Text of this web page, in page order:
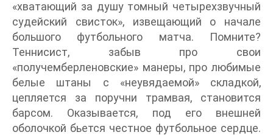
«хватающий за душу томный четырехзвучный
судейский свисток», извещающий о начале
большого футбольного матча. Помните?
Теннисист, забыв про свои
«получемберленовские» манеры, про любимые
белые штаны с «неувядаемой» складкой,
цепляется за поручни трамвая, становится
барсом. Оказывается, под его внешней
оболочкой бьется честное футбольное сердце.